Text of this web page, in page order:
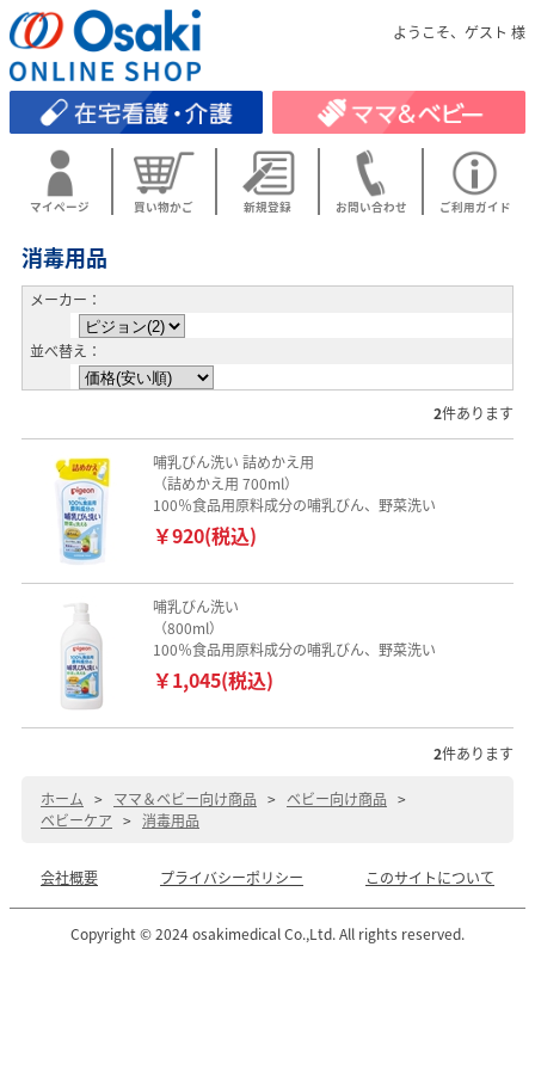
ようこそ、ゲスト 様
マイページ 買い物かご 新規登録 お問い合わせ ご利用ガイド
消毒用品
メーカー：
並べ替え：
2件あります
哺乳びん洗い 詰めかえ用
（詰めかえ用 700ml）
100％食品用原料成分の哺乳びん、野菜洗い
￥920(税込)
哺乳びん洗い
（800ml）
100％食品用原料成分の哺乳びん、野菜洗い
￥1,045(税込)
2件あります
ホーム > ママ＆ベビー向け商品 > ベビー向け商品 >
ベビーケア > 消毒用品
会社概要 プライバシーポリシー このサイトについて
Copyright © 2024 osakimedical Co.,Ltd. All rights reserved.